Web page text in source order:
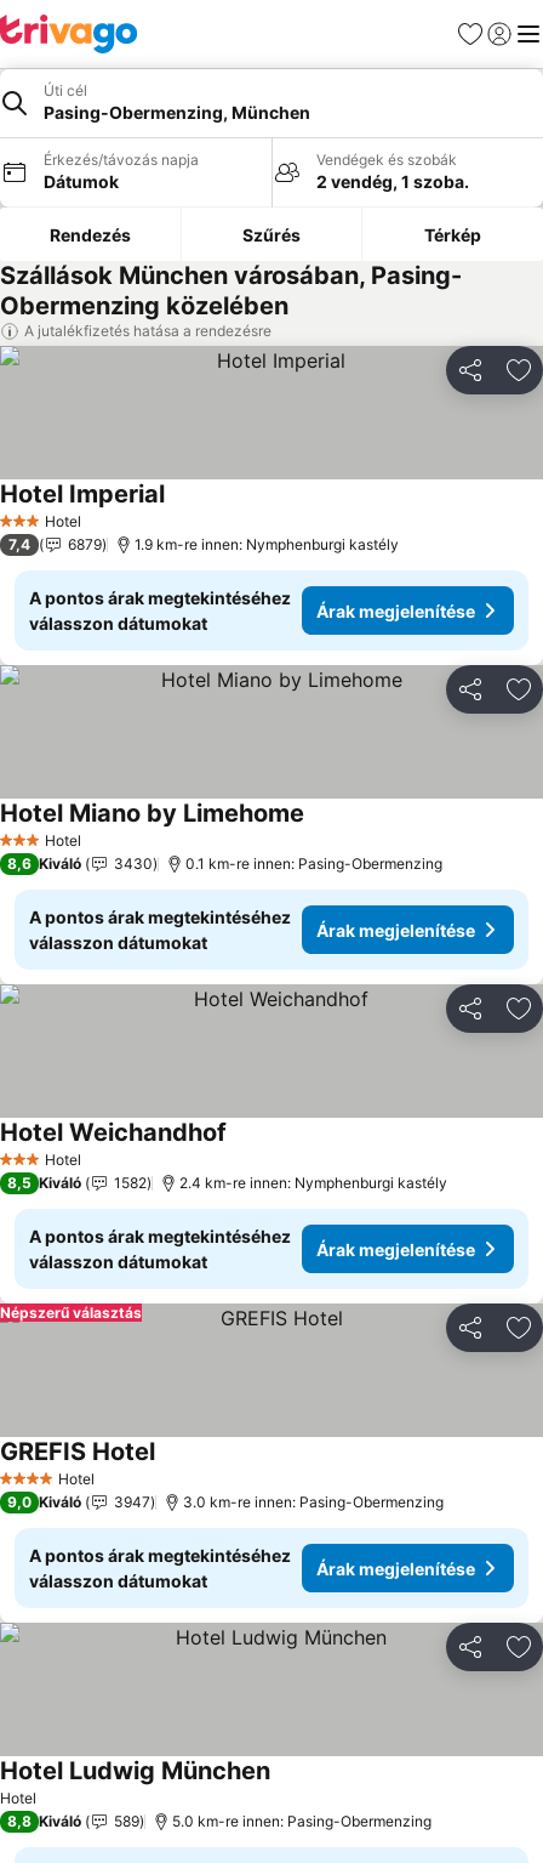
Kedvencek
Úti cél
Pasing-Obermenzing, München
Érkezés/távozás napja
Dátumok
Vendégek és szobák
2 vendég, 1 szoba.
Rendezés Szűrés Térkép
Szállások München városában, Pasing-
Obermenzing közelében
A jutalékfizetés hatása a rendezésre
3 Kategória
Hotel
Hotel ImperialÁrak megjelenítése
7,4 6879 1.9 km-re innen: Nymphenburgi kastély
A pontos árak megtekintéséhez
válasszon dátumokat
Árak megjelenítése
3 Kategória
Hotel
Hotel Miano by Limehome
8,6 Kiváló 3430 0.1 km-re innen: Pasing-Obermenzing
A pontos árak megtekintéséhez
válasszon dátumokat
Árak megjelenítése
3 Kategória
Hotel
Hotel Weichandhof
8,5 Kiváló 1582 2.4 km-re innen: Nymphenburgi kastély
A pontos árak megtekintéséhez
válasszon dátumokat
Árak megjelenítése
Népszerű választás
4 KategóriaHotel
GREFIS HotelÁrak megjelenítése
9,0 Kiváló 3947 3.0 km-re innen: Pasing-Obermenzing
A pontos árak megtekintéséhez
válasszon dátumokat
Árak megjelenítése
Hotel
Hotel Ludwig MünchenÁrak megjelenítése
8,8 Kiváló 589 5.0 km-re innen: Pasing-Obermenzing